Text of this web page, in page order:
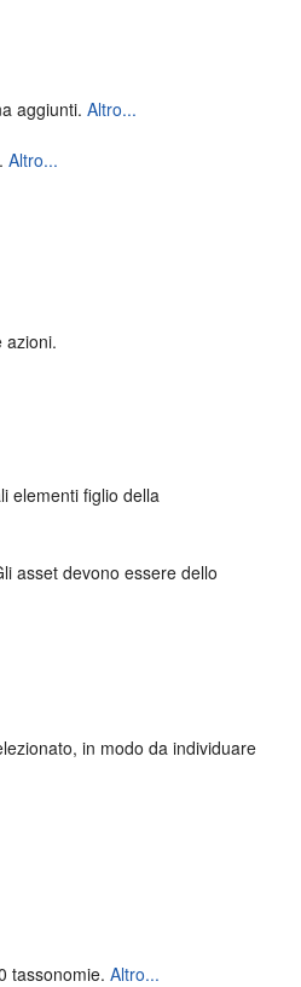
aggiunti.Altro...
Altro...
azioni.
elementi figlio della
asset devono essere dello
in modo da individuare
tassonomie.Altro...